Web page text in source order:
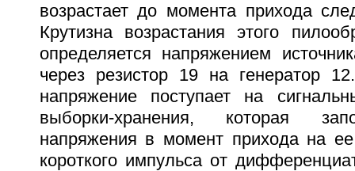
возрастает до момента прихода
Крутизна возрастания этого
определяется напряжением
через резистор 19 на генератор
напряжение поступает на
выборки-хранения, которая
напряжения в момент прихода на
короткого импульса от